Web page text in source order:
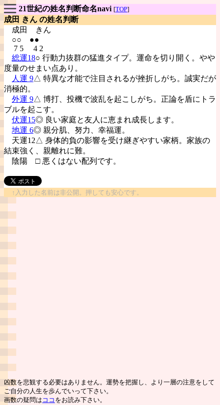
21世紀の姓名判断命名navi [TOP]
成田 きん の姓名判断
成田
きん
○○ ●●
7 5 4 2
総運18○ 行動力抜群の猛進タイプ。運命を切り開く。やや
度量のせまい点あり。
人運 9△ 特異な才能で注目されるが挫折しがち。誠実だが
消極的。
外運 9△ 博打、投機で波乱を起こしがち。正論を盾にトラ
ブルを起こす。
伏運15◎ 良い家庭と友人に恵まれ成長します。
地運 6◎ 親分肌、努力、幸福運。
天運12△ 身体的負の影響を受け継ぎやすい家柄。家族の
結束強く、親離れに難。
陰陽 □ 悪くはない配列です。
↑入力した名前は非公開。押しても安心です。
凶数を悲観する必要はありません。運勢を把握し、より一層の注意をして
ご自分の人生を歩んでいって下さい。
画数の疑問は ココ をお読み下さい。